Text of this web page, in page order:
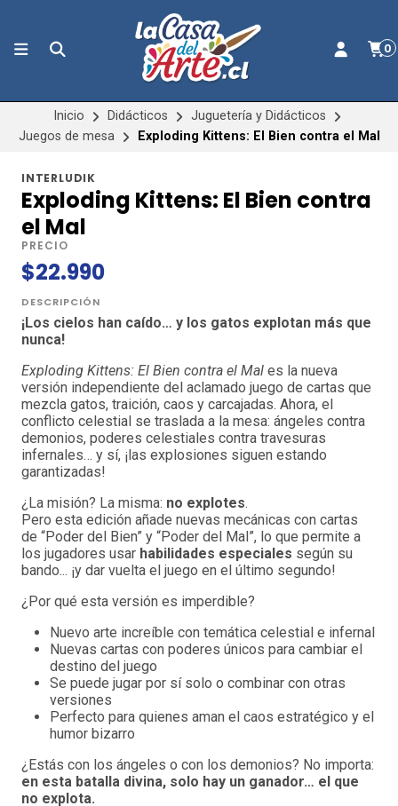
0
Inicio Didácticos
Juguetería y Didácticos
Juegos de mesa
Exploding Kittens: El Bien contra el Mal
INTERLUDIK
Exploding Kittens: El Bien contra
el Mal
PRECIO
$22.990
DESCRIPCIÓN
¡Los cielos han caído… y los gatos explotan más que
nunca!
Exploding Kittens: El Bien contra el Mal es la nueva
versión independiente del aclamado juego de cartas que
mezcla gatos, traición, caos y carcajadas. Ahora, el
conflicto celestial se traslada a la mesa: ángeles contra
demonios, poderes celestiales contra travesuras
infernales… y sí, ¡las explosiones siguen estando
garantizadas!
¿La misión? La misma: no explotes.
Pero esta edición añade nuevas mecánicas con cartas
de “Poder del Bien” y “Poder del Mal”, lo que permite a
los jugadores usar habilidades especiales según su
bando... ¡y dar vuelta el juego en el último segundo!
¿Por qué esta versión es imperdible?
Nuevo arte increíble con temática celestial e infernal
Nuevas cartas con poderes únicos para cambiar el
destino del juego
Se puede jugar por sí solo o combinar con otras
versiones
Perfecto para quienes aman el caos estratégico y el
humor bizarro
¿Estás con los ángeles o con los demonios? No importa:
en esta batalla divina, solo hay un ganador… el que
no explota.